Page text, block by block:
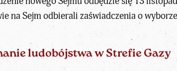
na Sejm odbierali zaświadczenia o
ludobójstwa w Strefie Gazy